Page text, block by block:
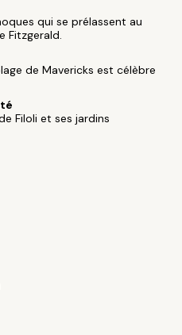
qui se prélassent au
Fitzgerald.
de Mavericks est célèbre
Filoli et ses jardins